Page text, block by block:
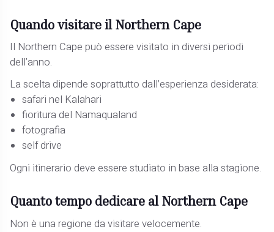
Quando visitare il Northern Cape
Il Northern Cape può essere visitato in diversi periodi
dell’anno.
La scelta dipende soprattutto dall’esperienza desiderata:
safari nel Kalahari
fioritura del Namaqualand
fotografia
self drive
Ogni itinerario deve essere studiato in base alla stagione.
Quanto tempo dedicare al Northern Cape
Non è una regione da visitare velocemente.